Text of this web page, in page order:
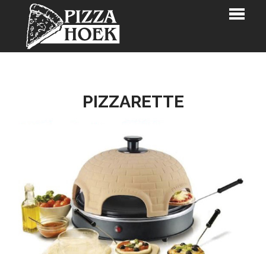
KLANTENKAART
LOGIN
CONTACT
PIZZARETTE